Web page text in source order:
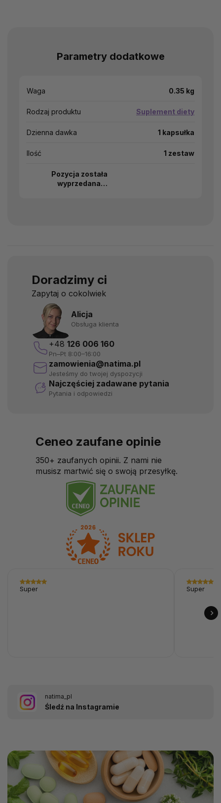
Parametry dodatkowe
Waga 0.35 kg
Rodzaj produktu Suplement diety
Dzienna dawka 1 kapsułka
Ilość 1 zestaw
Pozycja została
wyprzedana…
Doradzimy ci
Zapytaj o cokolwiek
Alicja
Obsługa klienta
+48 126 006 160
Pn–Pt 8:00–16:00
zamowienia@natima.pl
Jesteśmy do twojej dyspozycji
Najczęściej zadawane pytania
Pytania i odpowiedzi
Ceneo zaufane opinie
350+ zaufanych opinii. Z nami nie
musisz martwić się o swoją przesyłkę.
Super Super
natima_pl
Śledź na Instagramie